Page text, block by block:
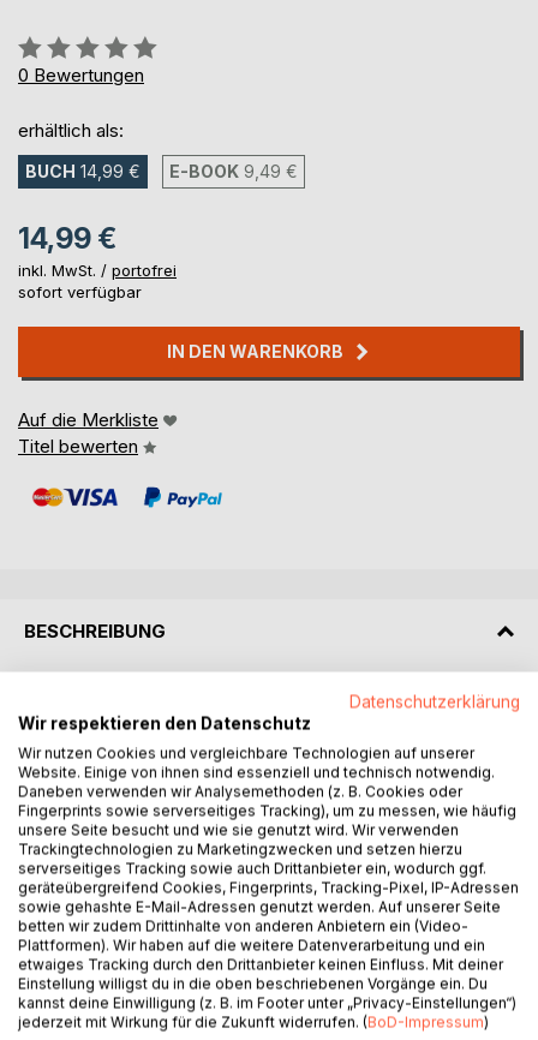
Bewertung::
0%
0 Bewertungen
erhältlich als:
BUCH 14,99 € E-BOOK 9,49 €
14,99 €
inkl. MwSt. / portofrei
sofort verfügbar
IN DEN WARENKORB
Auf die Merkliste
Titel bewerten
BESCHREIBUNG
Ein barockes Ölgemälde mit der Darstellung der Kreuzigung
Jesu auf Golgatha , ein historischer Abendmahlskelch und
eine Glocke bilden den Schlüssel zu einem sehr alten und
über viele Jahrhunderte gut verborgenen Geheimnis in der
Pfarrkirche von Groß-Eichen.
Auf wundersame Weise wird die Pfarrerin nach und nach in
dieses Geheimnis eingeweiht und mit einer besonderen
Aufgabe betraut: Die Entschlüsselung verschiedener
Botschaften ihres Amtsvorgängers, die verborgene Dinge
offenbaren, die bis in die Gründungszeit der ersten Kapelle
im Mittelalter zurückreichen.
Die Verfolgung der einzelnen Spuren und die
Datenschutzerklärung
Wir respektieren den Datenschutz
Wir nutzen Cookies und vergleichbare Technologien auf unserer
Website. Einige von ihnen sind essenziell und technisch notwendig.
Daneben verwenden wir Analysemethoden (z. B. Cookies oder
Fingerprints sowie serverseitiges Tracking), um zu messen, wie häufig
unsere Seite besucht und wie sie genutzt wird. Wir verwenden
Trackingtechnologien zu Marketingzwecken und setzen hierzu
serverseitiges Tracking sowie auch Drittanbieter ein, wodurch ggf.
geräteübergreifend Cookies, Fingerprints, Tracking-Pixel, IP-Adressen
sowie gehashte E-Mail-Adressen genutzt werden. Auf unserer Seite
betten wir zudem Drittinhalte von anderen Anbietern ein (Video-
Plattformen). Wir haben auf die weitere Datenverarbeitung und ein
etwaiges Tracking durch den Drittanbieter keinen Einfluss. Mit deiner
Einstellung willigst du in die oben beschriebenen Vorgänge ein. Du
kannst deine Einwilligung (z. B. im Footer unter „Privacy-Einstellungen“)
jederzeit mit Wirkung für die Zukunft widerrufen. (BoD-Impressum)